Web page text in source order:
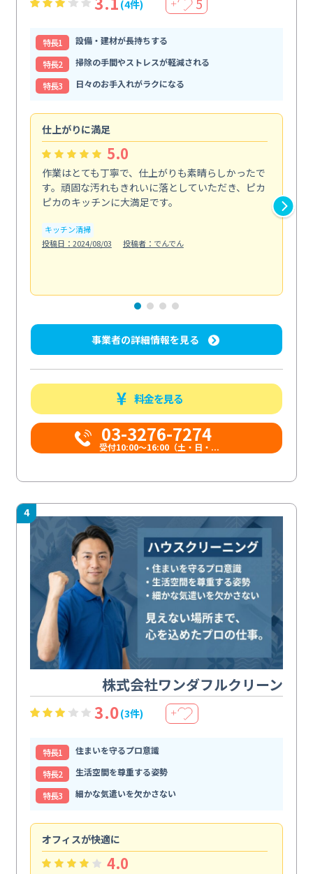
(4件) ＋ 5
特⻑1
設備・建材が長持ちする
特⻑2
掃除の手間やストレスが軽減される
特⻑3
日々のお手入れがラクになる
仕上がりに満足
5.0
作業はとても丁寧で、仕上がりも素晴らしかったで
す。頑固な汚れもきれいに落としていただき、ピカ
ピカのキッチンに大満足です。
キッチン清掃
投稿日：2024/08/03
投稿者：でんでん
事業者の詳細情報を見る
料金を見る
03-3276-7274
受付10:00〜16:00（土・日・...
4
株式会社ワンダフルクリーン
3.0(3件) ＋
特⻑1
住まいを守るプロ意識
特⻑2
生活空間を尊重する姿勢
特⻑3
細かな気遣いを欠かさない
オフィスが快適に
4.0